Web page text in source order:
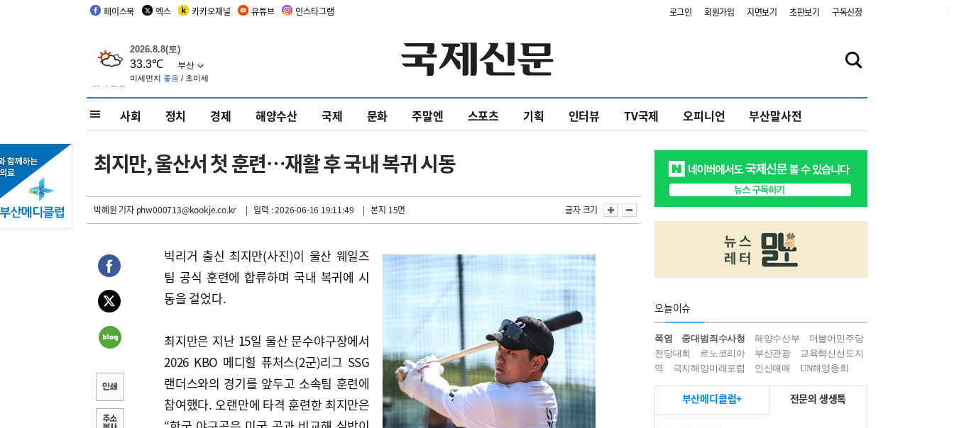
페이스북 엑스 카카오채널 유튜브 인스타그램 로그인 회원가입 지면보기 초판보기 구독신청
사회 정치 경제 해양수산 국제 문화 주말엔 스포츠 기획 인터뷰 TV국제 오피니언 부산말사전
최지만, 울산서 첫 훈련…재활 후 국내 복귀 시동
박혜원 기자phw000713@kookje.co.kr | 입력 : 2026-06-16 19:11:49 | 본지 15면 글자 크기
빅리거 출신 최지만(사진)이 울산 웨일즈
팀 공식 훈련에 합류하며 국내 복귀에 시
동을 걸었다.
최지만은 지난 15일 울산 문수야구장에서
2026 KBO 메디힐 퓨처스(2군)리그 SSG
랜더스와의 경기를 앞두고 소속팀 훈련에
참여했다. 오랜만에 타격 훈련한 최지만은
오늘이슈
폭염 중대범죄수사청 해양수산부
더불어민주당
전당대회
르노코리아 부산관광
교육혁신선도지
역
극지해양미래포럼 인신매매 UN해양총회
부산메디클럽+ 전문의 생생톡